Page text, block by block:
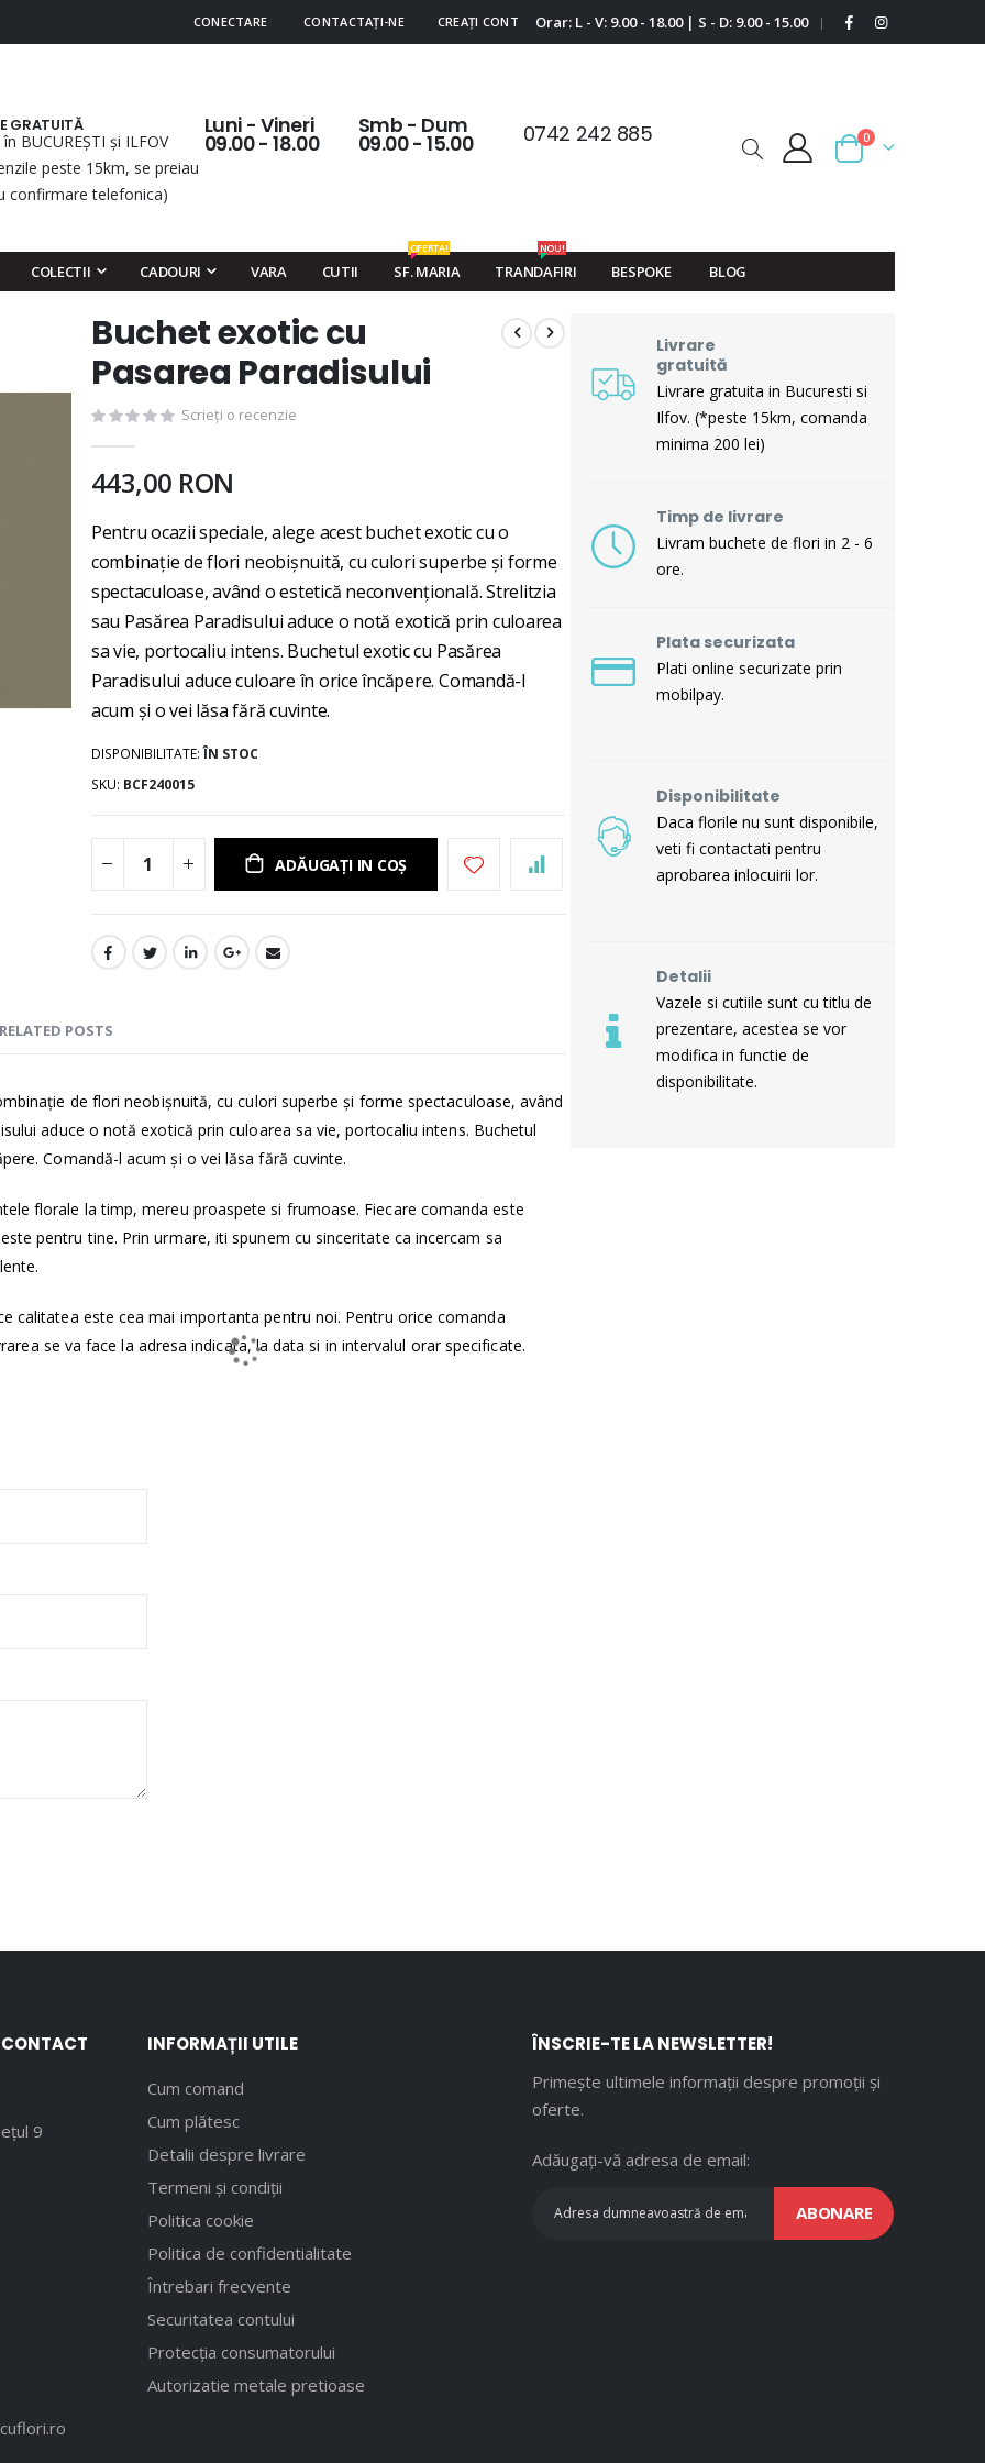
CONECTARE CONTACTAȚI-NE CREAȚI CONT Orar: L - V: 9.00 - 18.00 | S - D: 9.00 - 15.00 |
GRATUITĂ
BUCUREȘTI și ILFOV
peste 15km, se preiau
confirmare telefonica)
Luni - Vineri
09.00 - 18.00
Smb - Dum
09.00 - 15.00 0742 242 885
Cart
0
COLECTII CADOURI VARA CUTII SF. MARIA
OFERTA!
TRANDAFIRI
NOU!
BESPOKE BLOG
Skip
beginning
images
Buchet exotic cu
Pasarea Paradisului
Scrieți o recenzie
443,00 RON
Pentru ocazii speciale, alege acest buchet exotic cu o
combinaţie de flori neobişnuită, cu culori superbe şi forme
spectaculoase, având o estetică neconvenţională. Strelitzia
sau Pasărea Paradisului aduce o notă exotică prin culoarea
sa vie, portocaliu intens. Buchetul exotic cu Pasărea
Paradisului aduce culoare în orice încăpere. Comandă-l
acum şi o vei lăsa fără cuvinte.
DISPONIBILITATE: ÎN STOC
SKU BCF240015
ADĂUGAȚI IN COȘ
de flori neobişnuită, cu culori superbe şi forme spectaculoase, având
aduce o notă exotică prin culoarea sa vie, portocaliu intens. Buchetul
Comandă-l acum şi o vei lăsa fără cuvinte.
florale la timp, mereu proaspete si frumoase. Fiecare comanda este
pentru tine. Prin urmare, iti spunem cu sinceritate ca incercam sa
calitatea este cea mai importanta pentru noi. Pentru orice comanda
se va face la adresa indicata, la data si in intervalul orar specificate.
RELATED POSTS
Livrare
gratuită
Livrare gratuita in Bucuresti si
Ilfov. (*peste 15km, comanda
minima 200 lei)
Timp de livrare
Livram buchete de flori in 2 - 6
ore.
Plata securizata
Plati online securizate prin
mobilpay.
Disponibilitate
Daca florile nu sunt disponibile,
veti fi contactati pentru
aprobarea inlocuirii lor.
Detalii
Vazele si cutiile sunt cu titlu de
prezentare, acestea se vor
modifica in functie de
disponibilitate.
9
INFORMAȚII UTILE
Cum comand
Cum plătesc
Detalii despre livrare
Termeni și condiții
Politica cookie
Politica de confidentialitate
Întrebari frecvente
Securitatea contului
Protecția consumatorului
Autorizatie metale pretioase
ÎNSCRIE-TE LA NEWSLETTER!
Primește ultimele informații despre promoții și
oferte.
Adăugați-vă adresa de email:
ABONARE